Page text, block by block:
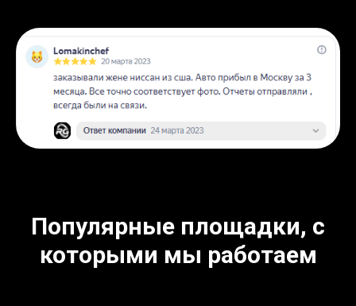
Популярные площадки, с
которыми мы работаем